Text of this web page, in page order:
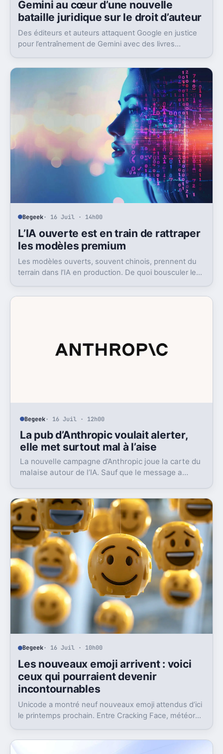
Gemini au cœur d’une nouvelle
bataille juridique sur le droit d’auteur
Des éditeurs et auteurs attaquent Google en justice
pour l’entraînement de Gemini avec des livres
Begeek· 16 Juil · 14h00
L’IA ouverte est en train de rattraper
les modèles premium
Les modèles ouverts, souvent chinois, prennent du
terrain dans l’IA en production. De quoi bousculer le
Begeek· 16 Juil · 12h00
La pub d’Anthropic voulait alerter,
elle met surtout mal à l’aise
La nouvelle campagne d’Anthropic joue la carte du
malaise autour de l’IA. Sauf que le message a
Begeek· 16 Juil · 10h00
Les nouveaux emoji arrivent : voici
ceux qui pourraient devenir
incontournables
Unicode a montré neuf nouveaux emoji attendus d’ici
le printemps prochain. Entre Cracking Face, météore